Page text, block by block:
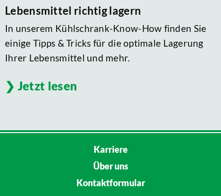
Lebensmittel richtig lagern
In unserem Kühlschrank-Know-How finden Sie
einige Tipps & Tricks für die optimale Lagerung
Ihrer Lebensmittel und mehr.
Jetzt lesen
Karriere
Über uns
Kontaktformular